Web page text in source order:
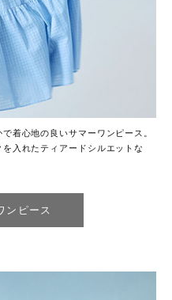
着心地の良いサマーワンピース。
入れたティアードシルエットな
ンピース